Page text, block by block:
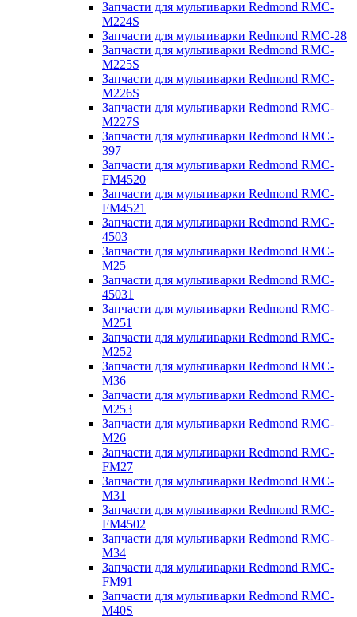
Запчасти для мультиварки Redmond RMC-
M224S
Запчасти для мультиварки Redmond RMC-28
Запчасти для мультиварки Redmond RMC-
M225S
Запчасти для мультиварки Redmond RMC-
M226S
Запчасти для мультиварки Redmond RMC-
M227S
Запчасти для мультиварки Redmond RMC-
397
Запчасти для мультиварки Redmond RMC-
FM4520
Запчасти для мультиварки Redmond RMC-
FM4521
Запчасти для мультиварки Redmond RMC-
4503
Запчасти для мультиварки Redmond RMC-
M25
Запчасти для мультиварки Redmond RMC-
45031
Запчасти для мультиварки Redmond RMC-
M251
Запчасти для мультиварки Redmond RMC-
M252
Запчасти для мультиварки Redmond RMC-
M36
Запчасти для мультиварки Redmond RMC-
M253
Запчасти для мультиварки Redmond RMC-
M26
Запчасти для мультиварки Redmond RMC-
FM27
Запчасти для мультиварки Redmond RMC-
M31
Запчасти для мультиварки Redmond RMC-
FM4502
Запчасти для мультиварки Redmond RMC-
M34
Запчасти для мультиварки Redmond RMC-
FM91
Запчасти для мультиварки Redmond RMC-
M40S